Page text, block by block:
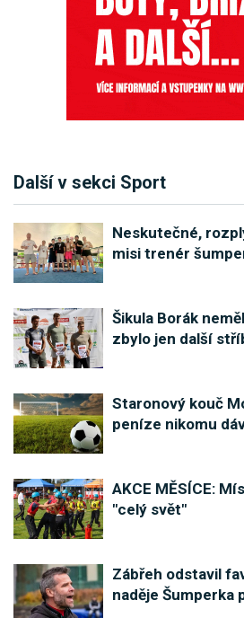
Další v sekci Sport
Neskutečné,
misi trenér
Šikula Borák
zbylo jen další
Staronový kouč
peníze nikomu
AKCE MĚSÍCE:
"celý svět"
Zábřeh odstavil
naděje Šumperka